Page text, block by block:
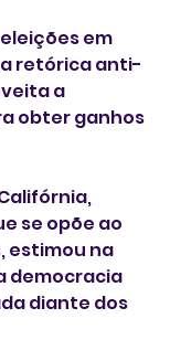
em
retórica anti-
a
obter ganhos
se opõe ao
estimou na
democracia
diante dos